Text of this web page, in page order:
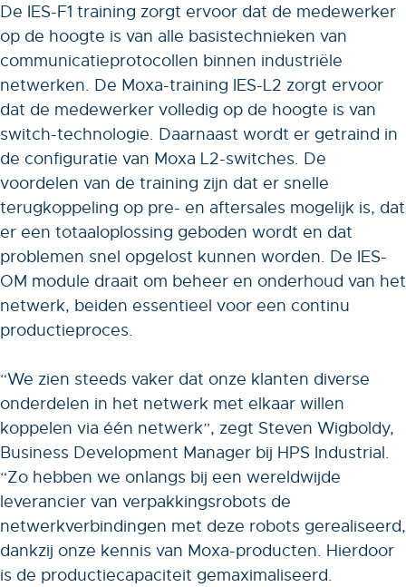
De IES-F1 training zorgt ervoor dat de medewerker
op de hoogte is van alle basistechnieken van
communicatieprotocollen binnen industriële
netwerken. De Moxa-training IES-L2 zorgt ervoor
dat de medewerker volledig op de hoogte is van
switch-technologie. Daarnaast wordt er getraind in
de configuratie van Moxa L2-switches. De
voordelen van de training zijn dat er snelle
terugkoppeling op pre- en aftersales mogelijk is, dat
er een totaaloplossing geboden wordt en dat
problemen snel opgelost kunnen worden. De IES-
OM module draait om beheer en onderhoud van het
netwerk, beiden essentieel voor een continu
productieproces.
“We zien steeds vaker dat onze klanten diverse
onderdelen in het netwerk met elkaar willen
koppelen via één netwerk”, zegt Steven Wigboldy,
Business Development Manager bij HPS Industrial.
“Zo hebben we onlangs bij een wereldwijde
leverancier van verpakkingsrobots de
netwerkverbindingen met deze robots gerealiseerd,
dankzij onze kennis van Moxa-producten. Hierdoor
is de productiecapaciteit gemaximaliseerd.